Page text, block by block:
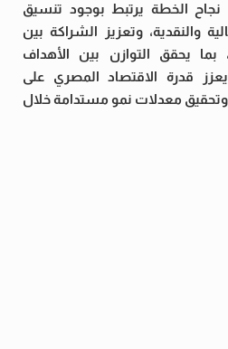
نجاح الخطة يرتبط بوجود تنسيق
والنقدية، وتعزيز الشراكة بين
بما يحقق التوازن بين الأهداف
ويعزز قدرة الاقتصاد المصري على
معدلات نمو مستدامة خلال